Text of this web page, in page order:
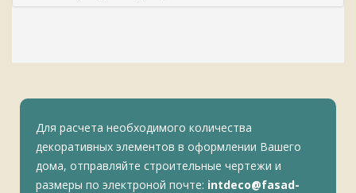
Для расчета необходимого количества
декоративных элементов в оформлении Вашего
дома, отправляйте строительные чертежи и
размеры по электроной почте: intdeco@fasad-